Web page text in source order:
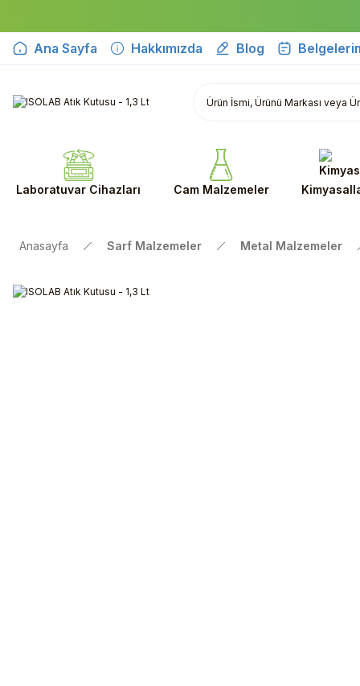
Ana Sayfa Hakkımızda Blog
Laboratuvar Cihazları Cam Malzemeler
Anasayfa Sarf Malzemeler Metal Malzemeler